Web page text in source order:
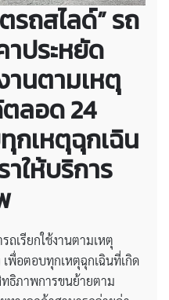
รถสไลด์”รถ
าประหยัด
านตามเหตุ
ลอด 24
กเหตุฉุกเฉิน
าให้บริการ
ถเรียกใช้งานตามเหตุ
พื่อตอบทุกเหตุฉุกเฉินที่เกิด
ทธิภาพการขนย้ายตาม